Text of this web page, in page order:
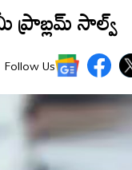
ప్రాబ్లమ్ సాల్వ్
Follow Us